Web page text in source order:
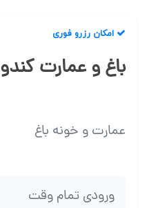
امکان رزرو فوری
باغ و عمارت کندو
عمارت و خونه باغ
ورودی تمام وقت